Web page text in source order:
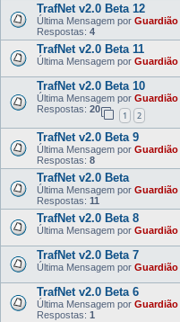
TrafNet v2.0 Beta 12
Última Mensagem por Guardião
Respostas: 4
TrafNet v2.0 Beta 11
Última Mensagem por Guardião
TrafNet v2.0 Beta 10
Última Mensagem por Guardião
Respostas: 20
1 2
TrafNet v2.0 Beta 9
Última Mensagem por Guardião
Respostas: 8
TrafNet v2.0 Beta
Última Mensagem por Guardião
Respostas: 11
TrafNet v2.0 Beta 8
Última Mensagem por Guardião
TrafNet v2.0 Beta 7
Última Mensagem por Guardião
TrafNet v2.0 Beta 6
Última Mensagem por Guardião
Respostas: 1